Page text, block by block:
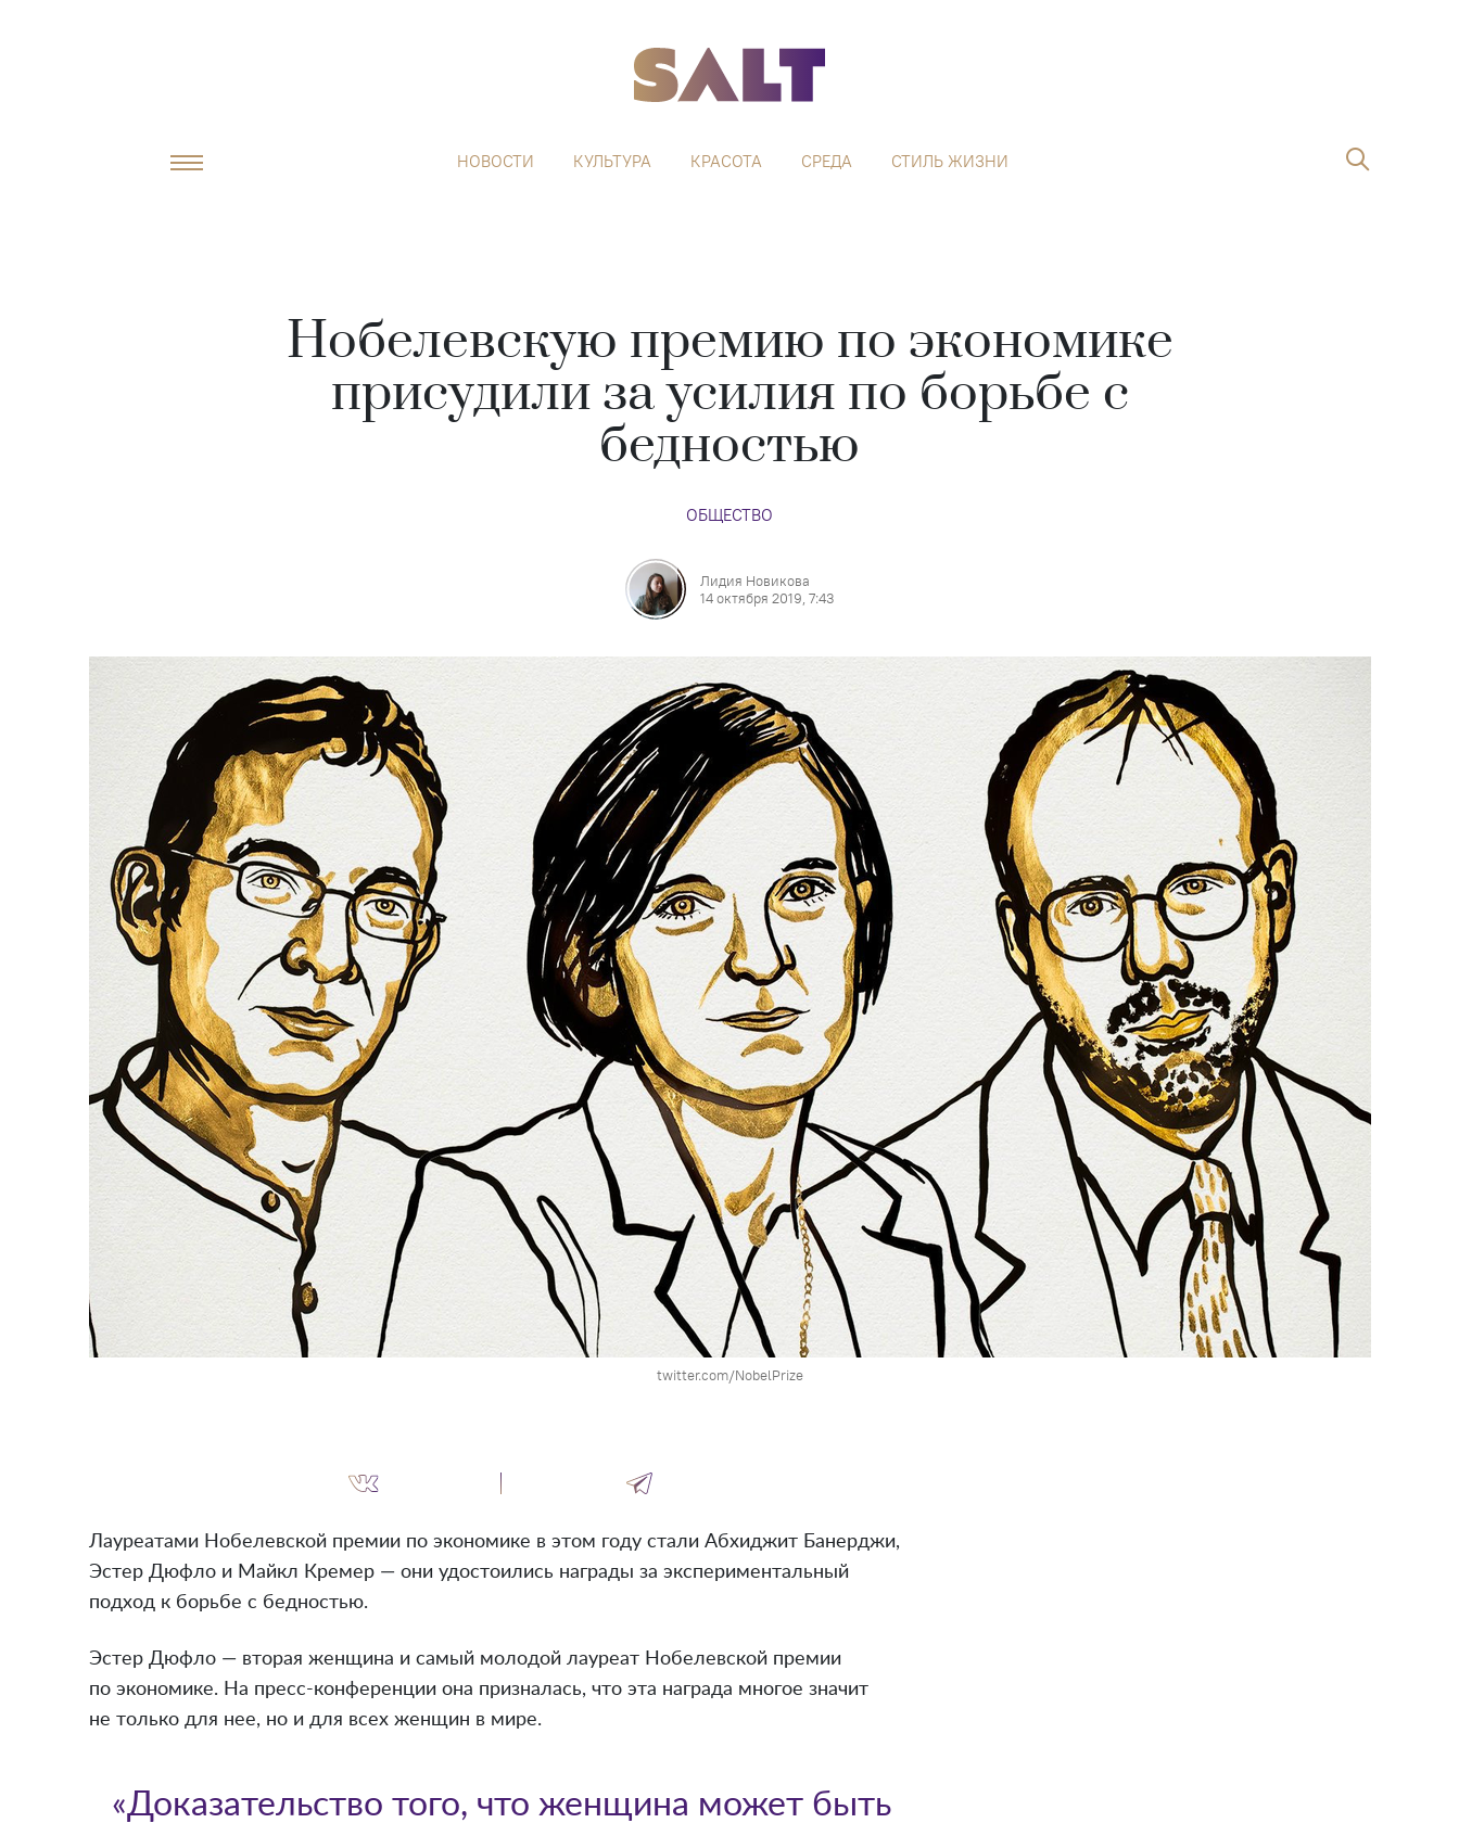
НОВОСТИ КУЛЬТУРА КРАСОТА СРЕДА СТИЛЬ ЖИЗНИ
Нобелевскую премию по экономике
присудили за усилия по борьбе с
бедностью
ОБЩЕСТВО
Лидия Новикова
14 октября 2019, 7:43
twitter.com/NobelPrize
Лауреатами Нобелевской премии по экономике в этом году стали Абхиджит Банерджи,
Эстер Дюфло и Майкл Кремер — они удостоились награды за экспериментальный
подход к борьбе с бедностью.
Эстер Дюфло — вторая женщина и самый молодой лауреат Нобелевской премии
по экономике. На пресс-конференции она призналась, что эта награда многое значит
не только для нее, но и для всех женщин в мире.
«Доказательство того, что женщина может быть